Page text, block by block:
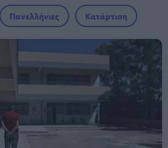
Πανελλήνιες Κατάρτιση